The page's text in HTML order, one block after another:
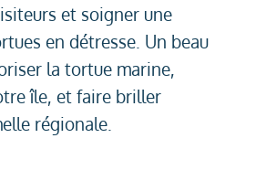
et soigner une
en détresse. Un beau
la tortue marine,
île, et faire briller
régionale.